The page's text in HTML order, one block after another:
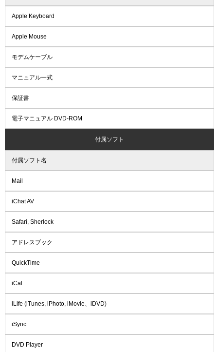
Apple Keyboard
Apple Mouse
モデムケーブル
マニュアル一式
保証書
電子マニュアル DVD-ROM
付属ソフト
付属ソフト名
Mail
iChat AV
Safari, Sherlock
アドレスブック
QuickTime
iCal
iLife (iTunes, iPhoto, iMovie、iDVD)
iSync
DVD Player